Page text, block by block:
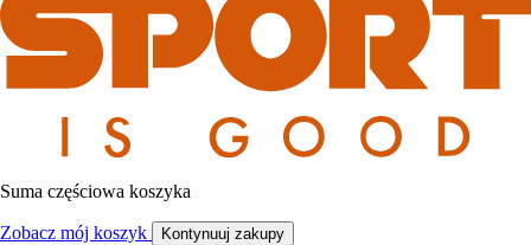
Suma częściowa koszyka
Zobacz mój koszyk Kontynuuj zakupy